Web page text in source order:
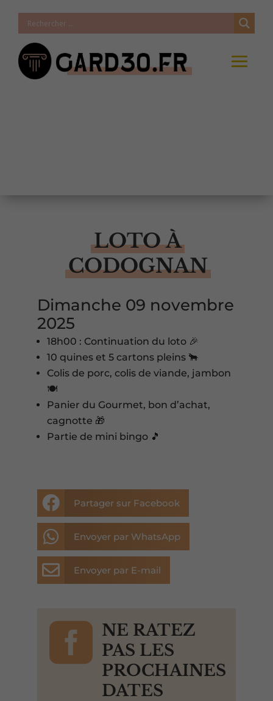
LOTO À
CODOGNAN
Dimanche 09 novembre
2025
18h00 : Continuation du loto 🎉
10 quines et 5 cartons pleins 🐂
Colis de porc, colis de viande, jambon
🍽️
Panier du Gourmet, bon d’achat,
cagnotte 🎁
Partie de mini bingo 🎵
 Partager sur Facebook
 Envoyer par WhatsApp
 Envoyer par E-mail

NE RATEZ
PAS LES
PROCHAINES
DATES